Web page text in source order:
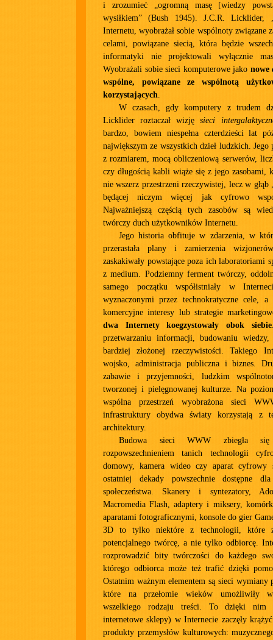
i zrozumieć „ogromną masę [wiedzy
wysiłkiem” (Bush 1945). J.C.R. Licklider,
Internetu, wyobrażał sobie wspólnoty związane
celami, powiązane siecią, która będzie
informatyki nie projektowali wyłącznie
Wyobrażali sobie sieci komputerowe jako nowe
wspólne, powiązane ze wspólnotą
korzystających.
W czasach, gdy komputery z trudem
Licklider roztaczał wizjęsieci
bardzo, bowiem niespełna czterdzieści lat
największym ze wszystkich dzieł ludzkich. Jego
z rozmiarem, mocą obliczeniową serwerów,
czy długością kabli wiąże się z jego zasobami,
nie wszerz przestrzeni rzeczywistej, lecz w głąb
będącej niczym więcej jak cyfrowo
Najważniejszą częścią tych zasobów są
twórczy duch użytkowników Internetu.
Jego historia obfituje w zdarzenia, w
przerastała plany i zamierzenia
zaskakiwały powstające poza ich laboratoriami
z medium. Podziemny ferment twórczy,
samego początku współistniały w
wyznaczonymi przez technokratyczne cele,
komercyjne interesy lub strategie
dwa Internety koegzystowały obok siebie
przetwarzaniu informacji, budowaniu
bardziej złożonej rzeczywistości. Takiego
wojsko, administracja publiczna i biznes.
zabawie i przyjemności, ludzkim
tworzonej i pielęgnowanej kulturze. Na
wspólna przestrzeń wyobrażona sieci
infrastruktury obydwa światy korzystają z
architektury.
Budowa sieci WWW zbiegła
rozpowszechnieniem tanich technologii
domowy, kamera wideo czy aparat cyfrowy
ostatniej dekady powszechnie dostępne
społeczeństwa. Skanery i syntezatory,
Macromedia Flash, adaptery i miksery,
aparatami fotograficznymi, konsole do gier
3D to tylko niektóre z technologii, które
potencjalnego twórcę, a nie tylko odbiorcę.
rozprowadzić bity twórczości do każdego
którego odbiorca może też trafić dzięki
Ostatnim ważnym elementem są sieci wymiany
które na przełomie wieków umożliwiły
wszelkiego rodzaju treści. To dzięki nim
internetowe sklepy) w Internecie zaczęły
produkty przemysłów kulturowych: